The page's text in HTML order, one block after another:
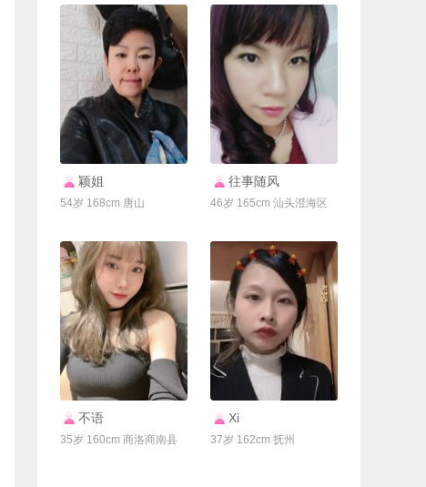
颖姐
54岁 168cm 唐山
联系Ta
往事随风
46岁 165cm 汕头澄海区
不语
35岁 160cm 商洛商南县
Xi
37岁 162cm 抚州